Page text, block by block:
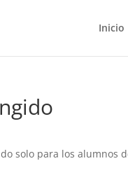
Inicio
solo para los alumnos